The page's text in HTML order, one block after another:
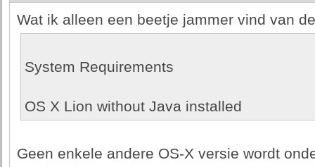
Wat ik alleen een beetje jammer vind van
System Requirements
OS X Lion without Java installed
Geen enkele andere OS-X versie wordt